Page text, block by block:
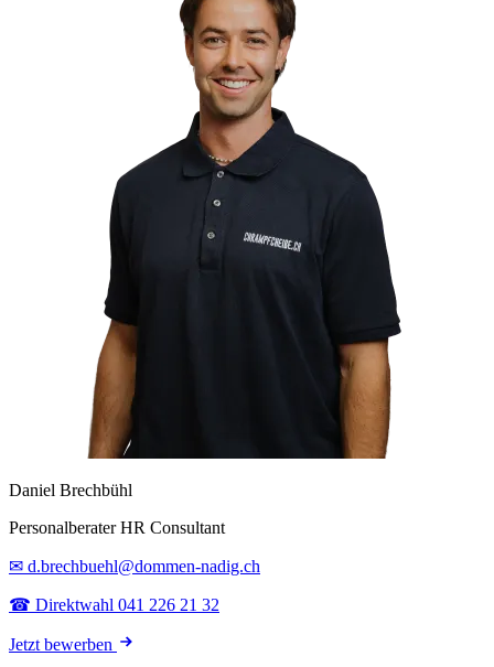
Daniel Brechbühl
Personalberater HR Consultant
✉ d.brechbuehl@dommen-nadig.ch
☎ Direktwahl 041 226 21 32
Jetzt bewerben